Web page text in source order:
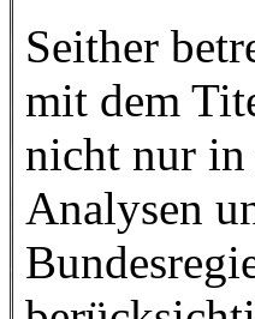
Seither
mit dem
nicht nur in
Analysen